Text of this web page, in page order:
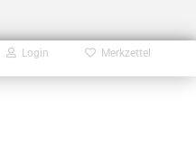
Login Merkzettel